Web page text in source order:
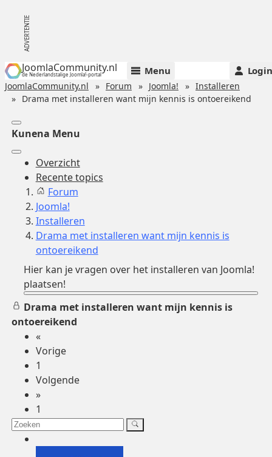
JoomlaCommunity.nl
de Nederlandstalige Joomla!-portal Menu Login
JoomlaCommunity.nl Forum Joomla!
Installeren
Drama met installeren want mijn kennis is ontoereikend
Kunena Menu
Overzicht
Recente topics
Forum
Joomla!
Installeren
Drama met installeren want mijn kennis is
ontoereikend
Hier kan je vragen over het installeren van Joomla!
plaatsen!
Drama met installeren want mijn kennis is
ontoereikend
«
Vorige
1
Volgende
»
1